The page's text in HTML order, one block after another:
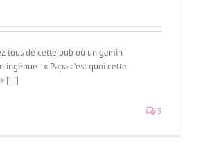
tous de cette pub où un gamin
ingénue : « Papa c’est quoi cette
[…]
5